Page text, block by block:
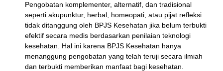
Pengobatan komplementer, alternatif, dan tradisional
seperti akupunktur, herbal, homeopati, atau pijat refleksi
tidak ditanggung oleh BPJS Kesehatan jika belum terbukti
efektif secara medis berdasarkan penilaian teknologi
kesehatan. Hal ini karena BPJS Kesehatan hanya
menanggung pengobatan yang telah teruji secara ilmiah
dan terbukti memberikan manfaat bagi kesehatan.